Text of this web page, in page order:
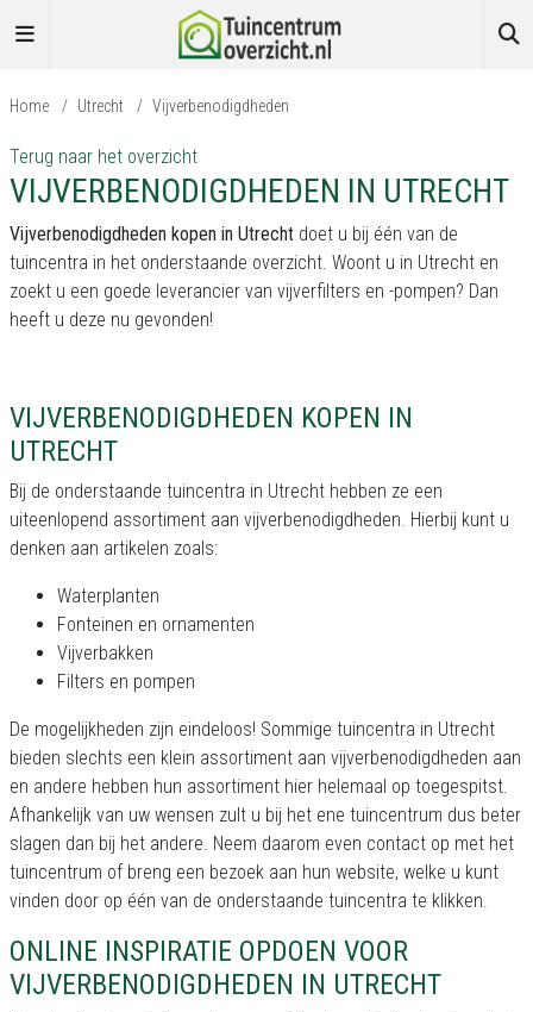
Home / Utrecht / Vijverbenodigdheden
Terug naar het overzicht
VIJVERBENODIGDHEDEN IN UTRECHT
Vijverbenodigdheden kopen in Utrecht doet u bij één van de
tuincentra in het onderstaande overzicht. Woont u in Utrecht en
zoekt u een goede leverancier van vijverfilters en -pompen? Dan
heeft u deze nu gevonden!
VIJVERBENODIGDHEDEN KOPEN IN
UTRECHT
Bij de onderstaande tuincentra in Utrecht hebben ze een
uiteenlopend assortiment aan vijverbenodigdheden. Hierbij kunt u
denken aan artikelen zoals:
Waterplanten
Fonteinen en ornamenten
Vijverbakken
Filters en pompen
De mogelijkheden zijn eindeloos! Sommige tuincentra in Utrecht
bieden slechts een klein assortiment aan vijverbenodigdheden aan
en andere hebben hun assortiment hier helemaal op toegespitst.
Afhankelijk van uw wensen zult u bij het ene tuincentrum dus beter
slagen dan bij het andere. Neem daarom even contact op met het
tuincentrum of breng een bezoek aan hun website, welke u kunt
vinden door op één van de onderstaande tuincentra te klikken.
ONLINE INSPIRATIE OPDOEN VOOR
VIJVERBENODIGDHEDEN IN UTRECHT